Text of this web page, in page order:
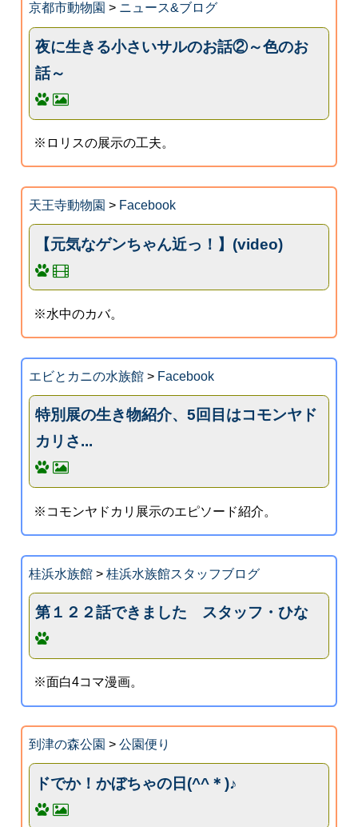
京都市動物園 > ニュース&ブログ
夜に生きる小さいサルのお話②～色のお
話～
※ロリスの展示の工夫。
天王寺動物園 > Facebook
【元気なゲンちゃん近っ！】(video)
※水中のカバ。
エビとカニの水族館> Facebook
特別展の生き物紹介、5回目はコモンヤド
カリさ...
※コモンヤドカリ展示のエピソード紹介。
桂浜水族館> 桂浜水族館スタッフブログ
第１２２話できました スタッフ・ひな
※面白4コマ漫画。
到津の森公園 > 公園便り
ドでか！かぼちゃの日(^^＊)♪